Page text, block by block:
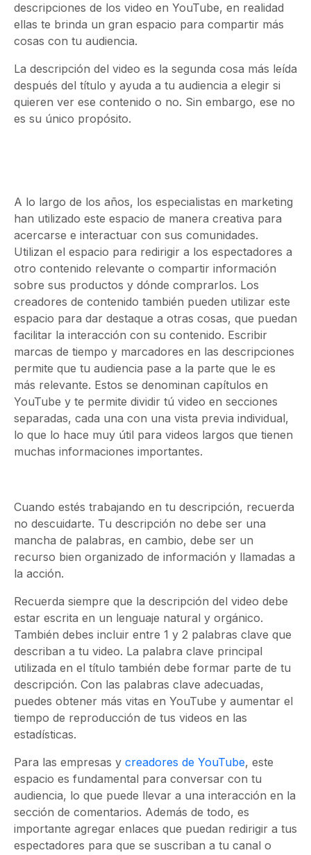
descripciones de los video en YouTube, en realidad
ellas te brinda un gran espacio para compartir más
cosas con tu audiencia.
La descripción del video es la segunda cosa más leída
después del título y ayuda a tu audiencia a elegir si
quieren ver ese contenido o no. Sin embargo, ese no
es su único propósito.
A lo largo de los años, los especialistas en marketing
han utilizado este espacio de manera creativa para
acercarse e interactuar con sus comunidades.
Utilizan el espacio para redirigir a los espectadores a
otro contenido relevante o compartir información
sobre sus productos y dónde comprarlos. Los
creadores de contenido también pueden utilizar este
espacio para dar destaque a otras cosas, que puedan
facilitar la interacción con su contenido. Escribir
marcas de tiempo y marcadores en las descripciones
permite que tu audiencia pase a la parte que le es
más relevante. Estos se denominan capítulos en
YouTube y te permite dividir tú video en secciones
separadas, cada una con una vista previa individual,
lo que lo hace muy útil para videos largos que tienen
muchas informaciones importantes.
Cuando estés trabajando en tu descripción, recuerda
no descuidarte. Tu descripción no debe ser una
mancha de palabras, en cambio, debe ser un
recurso bien organizado de información y llamadas a
la acción.
Recuerda siempre que la descripción del video debe
estar escrita en un lenguaje natural y orgánico.
También debes incluir entre 1 y 2 palabras clave que
describan a tu video. La palabra clave principal
utilizada en el título también debe formar parte de tu
descripción. Con las palabras clave adecuadas,
puedes obtener más vitas en YouTube y aumentar el
tiempo de reproducción de tus videos en las
estadísticas.
Para las empresas y creadores de YouTube, este
espacio es fundamental para conversar con tu
audiencia, lo que puede llevar a una interacción en la
sección de comentarios. Además de todo, es
importante agregar enlaces que puedan redirigir a tus
espectadores para que se suscriban a tu canal o